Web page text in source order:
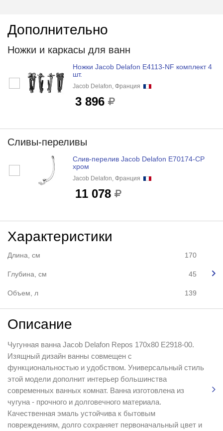
Дополнительно
Ножки и каркасы для ванн
Ножки Jacob Delafon E4113-NF комплект 4
шт.
Jacob Delafon, Франция
3 896
Сливы-переливы
Слив-перелив Jacob Delafon E70174-CP
хром
Jacob Delafon, Франция
11 078
Характеристики
Длина, см 170
Глубина, см 45
Объем, л 139
Описание
Чугунная ванна Jacob Delafon Repos 170x80 E2918-00.
Изящный дизайн ванны совмещен с
функциональностью и удобством. Универсальный стиль
этой модели дополнит интерьер большинства
современных ванных комнат. Ванна изготовлена из
чугуна - прочного и долговечного материала.
Качественная эмаль устойчива к бытовым
повреждениям, долго сохраняет первоначальный цвет и